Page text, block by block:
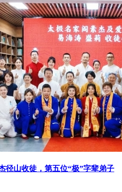
径山收徒，第五位“极”字辈弟子